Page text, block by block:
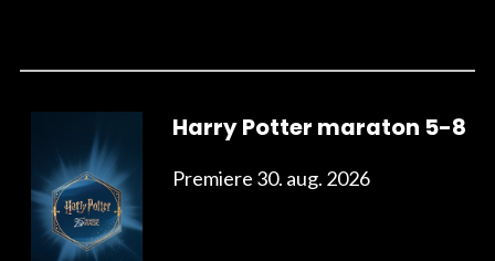
Harry Potter maraton 5-8
Premiere 30. aug. 2026